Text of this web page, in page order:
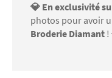
💎 En exclusivité
photos pour avoir
Broderie Diamant !